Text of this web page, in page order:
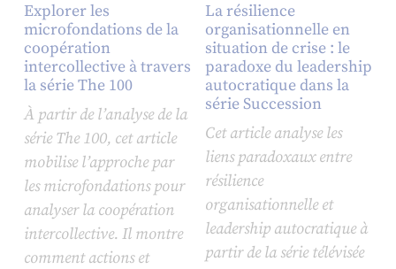
Explorer les
microfondations de la
coopération
intercollective à travers
la série The 100
À partir de l’analyse de la
sérieThe 100, cet article
mobilise l’approche par
les microfondations pour
analyser la coopération
intercollective. Il montre
comment actions et
La résilience
organisationnelle en
situation de crise : le
paradoxe du leadership
autocratique dans la
série Succession
Cet article analyse les
liens paradoxaux entre
résilience
organisationnelle et
leadership autocratique à
partir de la série télévisée